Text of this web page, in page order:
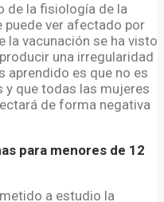
de la fisiología de la
puede ver afectado por
la vacunación se ha visto
una irregularidad
aprendido es que no es
y que todas las mujeres
de forma negativa
para menores de 12
a estudio la